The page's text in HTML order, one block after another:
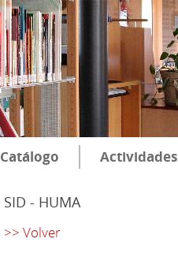
Catálogo Actividades
SID - HUMA
>> Volver